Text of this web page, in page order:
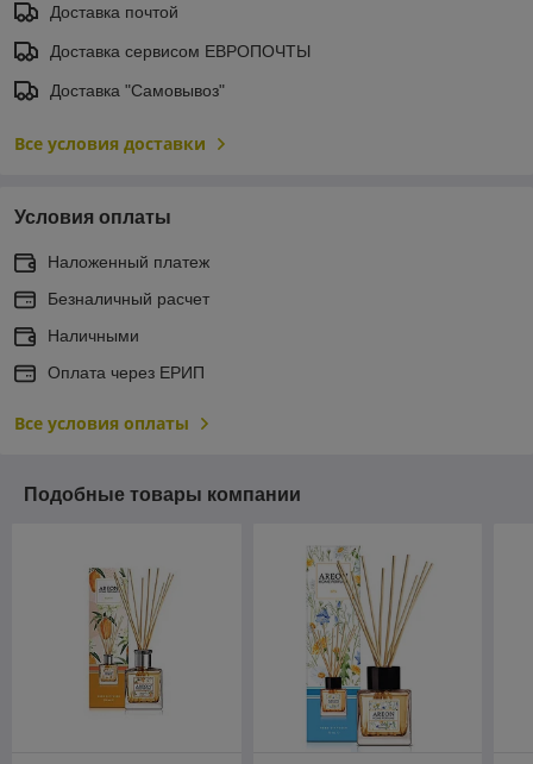
Доставка почтой
Доставка сервисом ЕВРОПОЧТЫ
Доставка "Самовывоз"
Все условия доставки
Условия оплаты
Наложенный платеж
Безналичный расчет
Наличными
Оплата через ЕРИП
Все условия оплаты
Подобные товары компании